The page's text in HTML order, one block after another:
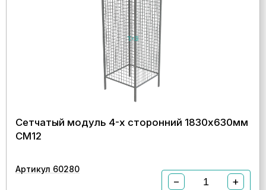
Сетчатый модуль 4-х сторонний 1830х630мм
СМ12
Артикул 60280
− +